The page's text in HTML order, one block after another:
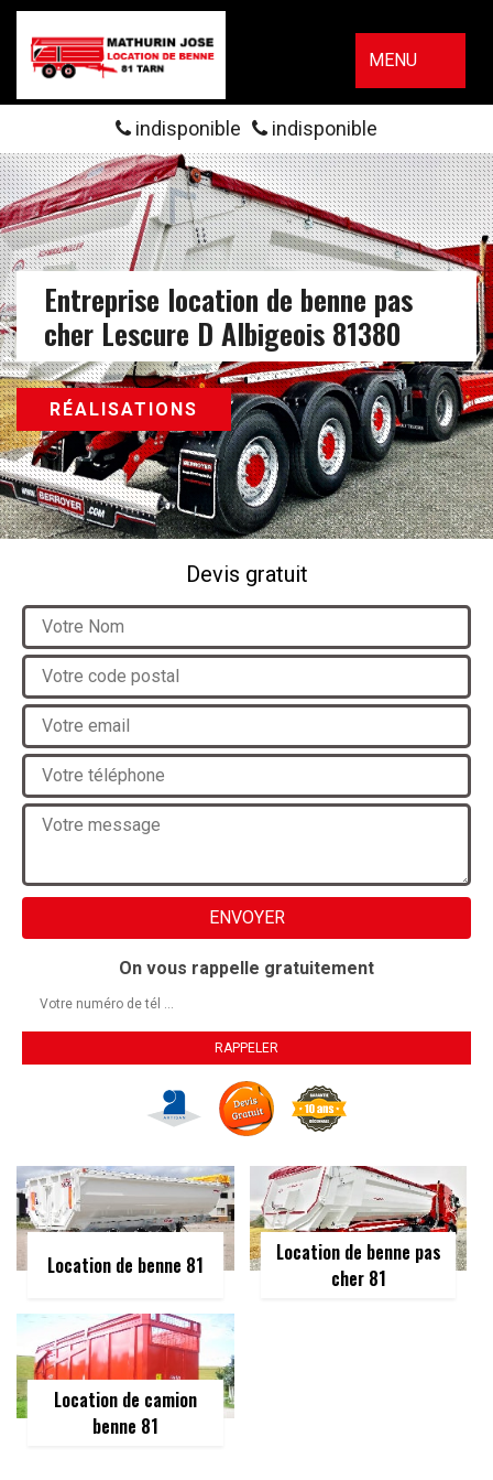
MENU
indisponible indisponible
Entreprise location de benne pas
cher Lescure D Albigeois 81380
RÉALISATIONS
Devis gratuit
On vous rappelle gratuitement
Location de benne 81
Location de benne pas
cher 81
Location de camion
benne 81